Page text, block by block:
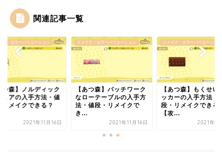
関連記事一覧
ク・カラーバリエーション
つ森】ノルディック
ェアの入手方法・値
リメイクできる？
2021年11月16日
リメイク・カラーバリエーション
【あつ森】パッチワーク
なローテーブルの入手方
法・値段・リメイクで
き...
2021年11月16日
リメイク・カラーバリエーション
【あつ森】もくせい
ッカーの入手方法・
段・リメイクできる
【攻...
2021年11